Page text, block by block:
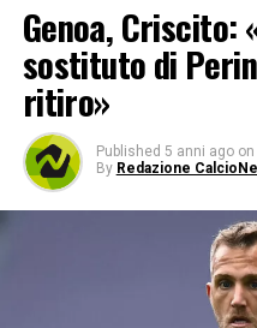
Genoa, Criscito:
sostituto di
ritiro»
Published 5 anni ago on
By Redazione